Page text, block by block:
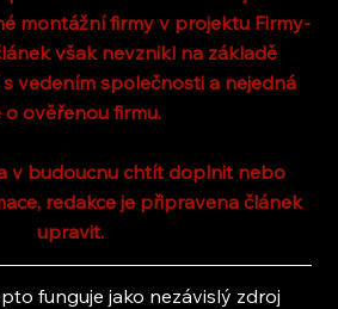
montážní firmy v projektu Firmy-
však nevznikl na základě
vedením společnosti a nejedná
o ověřenou firmu.
v budoucnu chtít doplnit nebo
redakce je připravena článek
upravit.
funguje jako nezávislý zdroj